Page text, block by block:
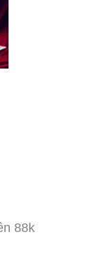
88k